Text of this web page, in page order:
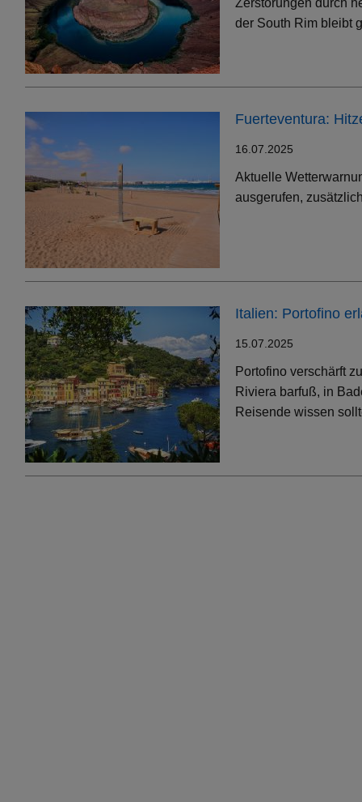
Zerstörungen durch
der South Rim bleibt
Fuerteventura:
16.07.2025
Aktuelle
ausgerufen,
Italien: Portofino
15.07.2025
Portofino verschärft
Riviera barfuß, in
Reisende wissen